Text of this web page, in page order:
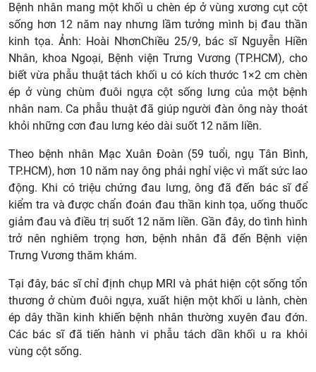
Bệnh nhân mang một khối u chèn ép ở vùng xương cụt cột
sống hơn 12 năm nay nhưng lầm tưởng mình bị đau thần
kinh tọa. Ảnh: Hoài NhơnChiều 25/9, bác sĩ Nguyễn Hiền
Nhân, khoa Ngoại, Bệnh viện Trưng Vương (TP.HCM), cho
biết vừa phẫu thuật tách khối u có kích thước 1×2 cm chèn
ép ở vùng chùm đuôi ngựa cột sống lưng của một bệnh
nhân nam. Ca phẫu thuật đã giúp người đàn ông này thoát
khỏi những cơn đau lưng kéo dài suốt 12 năm liền.
Theo bệnh nhân Mạc Xuân Đoàn (59 tuổi, ngụ Tân Bình,
TP.HCM), hơn 10 năm nay ông phải nghỉ việc vì mất sức lao
động. Khi có triệu chứng đau lưng, ông đã đến bác sĩ để
kiểm tra và được chẩn đoán đau thần kinh tọa, uống thuốc
giảm đau và điều trị suốt 12 năm liền. Gần đây, do tình hình
trở nên nghiêm trọng hơn, bệnh nhân đã đến Bệnh viện
Trưng Vương thăm khám.
Tại đây, bác sĩ chỉ định chụp MRI và phát hiện cột sống tổn
thương ở chùm đuôi ngựa, xuất hiện một khối u lành, chèn
ép dây thần kinh khiến bệnh nhân thường xuyên đau đớn.
Các bác sĩ đã tiến hành vi phẫu tách dần khối u ra khỏi
vùng cột sống.